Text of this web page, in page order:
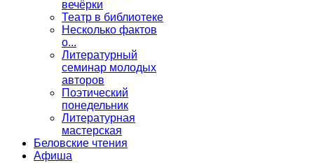
вечёрки
Театр в библиотеке
Несколько фактов
о...
Литературный
семинар молодых
авторов
Поэтический
понедельник
Литературная
мастерская
Беловские чтения
Афиша